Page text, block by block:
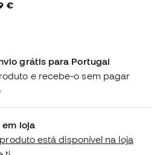
€
grátis para Portugal
e recebe-o sem pagar
loja
está disponível na loja